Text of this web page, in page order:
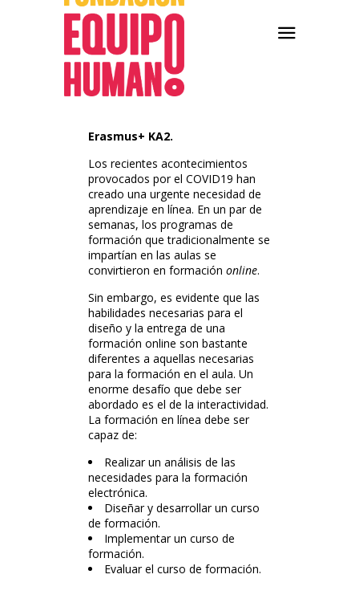
Erasmus+ KA2.
Los recientes acontecimientos
provocados por el COVID19 han
creado una urgente necesidad de
aprendizaje en línea. En un par de
semanas, los programas de
formación que tradicionalmente se
impartían en las aulas se
convirtieron en formación online.
Sin embargo, es evidente que las
habilidades necesarias para el
diseño y la entrega de una
formación online son bastante
diferentes a aquellas necesarias
para la formación en el aula. Un
enorme desafío que debe ser
abordado es el de la interactividad.
La formación en línea debe ser
capaz de:
Realizar un análisis de las
necesidades para la formación
electrónica.
Diseñar y desarrollar un curso
de formación.
Implementar un curso de
formación.
Evaluar el curso de formación.